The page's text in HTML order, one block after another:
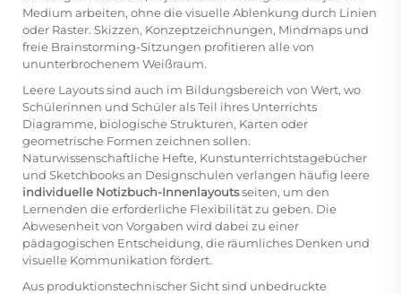
Medium arbeiten, ohne die visuelle Ablenkung durch Linien
oder Raster. Skizzen, Konzeptzeichnungen, Mindmaps und
freie Brainstorming-Sitzungen profitieren alle von
ununterbrochenem Weißraum.
Leere Layouts sind auch im Bildungsbereich von Wert, wo
Schülerinnen und Schüler als Teil ihres Unterrichts
Diagramme, biologische Strukturen, Karten oder
geometrische Formen zeichnen sollen.
Naturwissenschaftliche Hefte, Kunstunterrichtstagebücher
und Sketchbooks an Designschulen verlangen häufig leere
individuelle Notizbuch-Innenlayoutsseiten, um den
Lernenden die erforderliche Flexibilität zu geben. Die
Abwesenheit von Vorgaben wird dabei zu einer
pädagogischen Entscheidung, die räumliches Denken und
visuelle Kommunikation fördert.
Aus produktionstechnischer Sicht sind unbedruckte